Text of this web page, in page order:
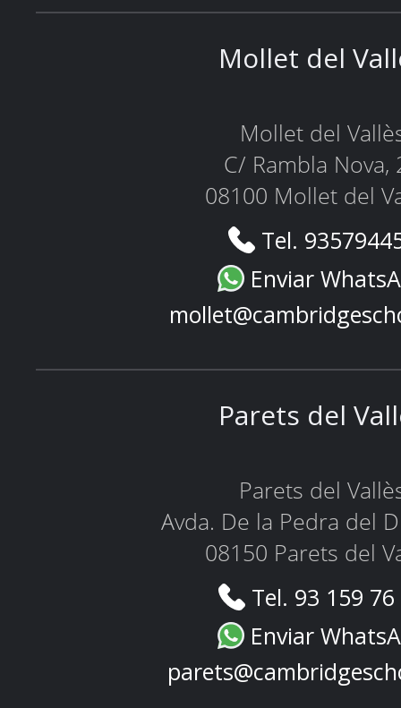
Mollet del
Mollet del
C/ Rambla Nova,
08100 Mollet del
Tel.
Enviar
Parets del
Parets del
Avda. De la Pedra del
08150 Parets del
Tel. 93 159
Enviar